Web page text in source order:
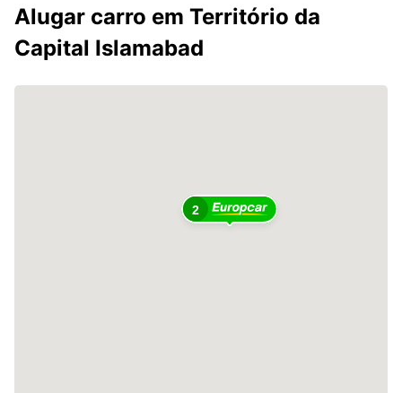
Alugar carro em Território da
Capital Islamabad
2